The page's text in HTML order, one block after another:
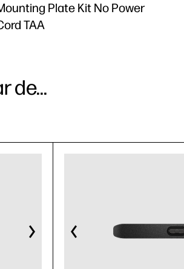
Plate Kit No Power
TAA
de...